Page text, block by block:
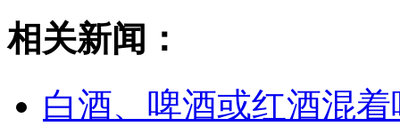
相关新闻：
白酒、啤酒或红酒混